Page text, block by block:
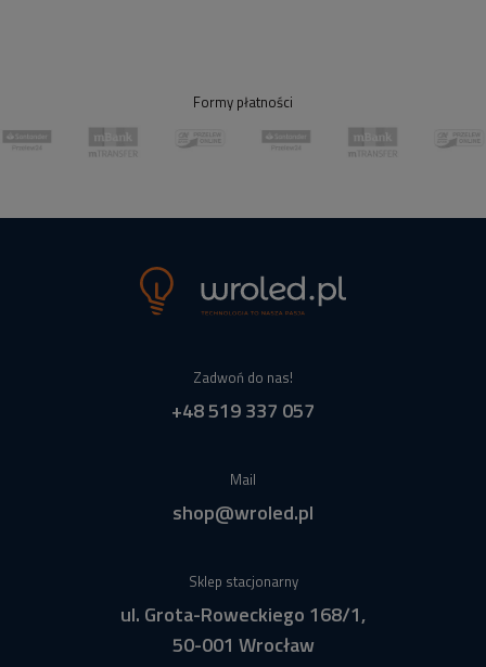
Formy płatności
Zadwoń do nas!
+48 519 337 057
Mail
shop@wroled.pl
Sklep stacjonarny
ul. Grota-Roweckiego 168/1,
50-001 Wrocław